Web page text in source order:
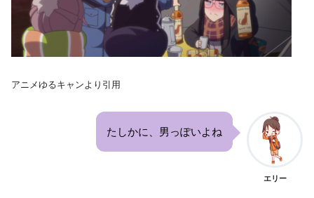
アニメゆるキャンより引用
たしかに、男っぽいよね
エリー